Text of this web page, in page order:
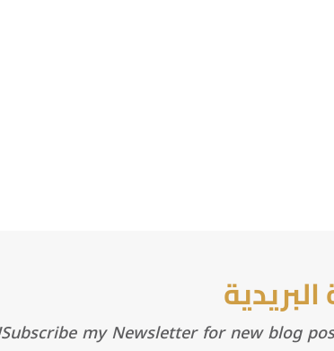
Subscribe my Newsletter for new blog